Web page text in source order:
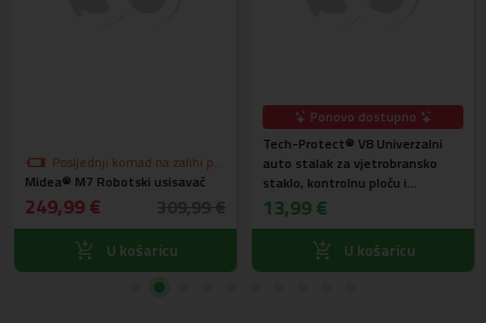
Posljednji komad na zalihi po
akcijskoj cijeni
Midea® M7 Robotski usisavač
249,99 €
U košaricu
Ponovo dostupno
Tech-Protect® V8 Univerzalni
auto stalak za vjetrobransko
staklo, kontrolnu ploču i
ventilaciju
13,99 €
U košaricu